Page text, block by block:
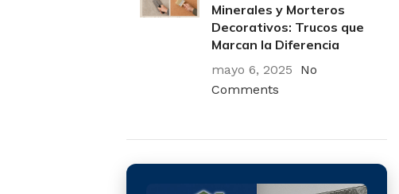
Minerales y Morteros
Decorativos: Trucos que
Marcan la Diferencia
mayo 6, 2025
No
Comments